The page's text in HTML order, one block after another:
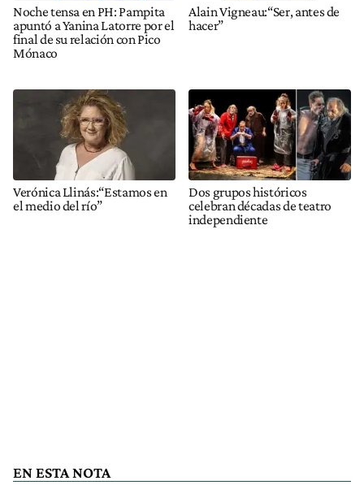
Noche tensa en PH: Pampita
apuntó a Yanina Latorre por el
final de su relación con Pico
Mónaco
Alain Vigneau:“Ser, antes de
hacer”
Verónica Llinás:“Estamos en
el medio del río”
Dos grupos históricos
celebran décadas de teatro
independiente
EN ESTA NOTA